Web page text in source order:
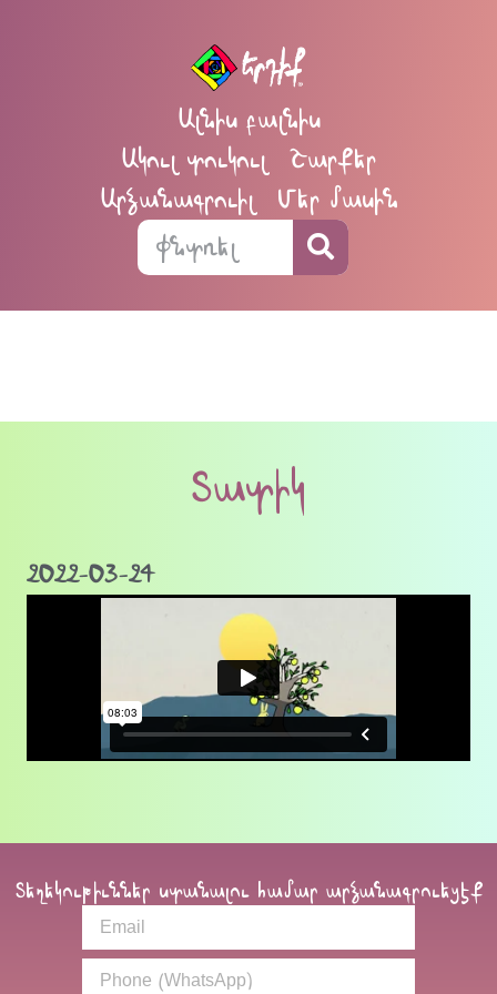
Ալնիս բալնիս
Ակուլ տուկուլ
Շարքեր
Արձանագրուիլ
Մեր մասին
Տատիկ
2022-03-24
Տեղեկութիւններ ստանալու համար արձանագրուեցէք